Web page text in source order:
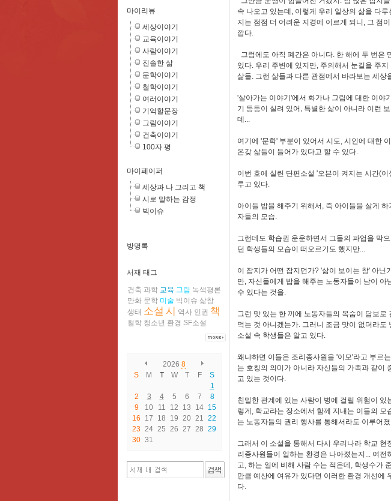
마이리뷰
세상이야기
교육이야기
사람이야기
진솔한 삶
문학이야기
철학이야기
여러이야기
기억할문장
그림이야기
건축이야기
100자 평
마이페이퍼
세상과 나 그리고 책
시로 말하는 감정
빅이슈
방명록
서재 태그
건축 과학 교육 그림 녹색평론
만화 문학 미술 빅이슈 삶창
생태 소설 시 역사 인권 책
철학 청소년 환경 SF소설
2026 8
S
M T W T F
S
1
2
3 4 5 6 7
8
9
10 11 12 13 14 15
16
17 18 19 20 21
22
23 24 25 26 27 28 29
30 31
속 나오고 있는데, 이렇게 우리 일상의 삶을 다루
지는 점점 더 어려운 지경에 이르게 되니, 그 점
깝다.
그럼에도 아직 폐간은 아니다. 한 해에 두 번은
있다. 우리 주변에 있지만, 주의해서 눈길을 주지
삶들. 그런 삶들과 다른 관점에서 바라보는 세상
'살아가는 이야기'에서 화가나 그림에 대한 이야
기 등등이 실려 있어, 특별한 삶이 아니라 이런
데...
여기에 '문학' 부분이 있어서 시도, 시인에 대한
온갖 삶들이 들어가 있다고 할 수 있다.
이번 호에 실린 단편소설 '오븐이 켜지는 시간(
루고 있다.
아이들 밥을 해주기 위해서, 즉 아이들을 살게
자들의 모습.
그런데도 학습권 운운하면서 그들의 파업을 막
던 학생들의 모습이 떠오르기도 했지만...
이 잡지가 어떤 잡지던가? '삶이 보이는 창' 아닌
만, 자신들에게 밥을 해주는 노동자들이 남이
수 있다는 것을.
그런 맛 있는 한 끼에 노동자들의 목숨이 담보
먹는 것 아니겠는가. 그러니 조금 맛이 없더라도
소설 속 학생들은 알고 있다.
왜냐하면 이들은 조리종사원을 '이모'라고 부르
는 호칭의 의미가 아니라 자신들의 가족과 같이
고 있는 것이다.
친밀한 관계에 있는 사람이 병에 걸릴 위험이
렇게, 학교라는 장소에서 함께 지내는 이들의
는 노동자들의 권리 행사를 통해서라도 이루어
그래서 이 소설을 통해서 다시 우리나라 학교
리종사원들이 일하는 환경은 나아졌는지... 여
고, 하는 일에 비해 사람 수는 적은데, 학생수가
만큼 예산에 여유가 있다면 이러한 환경 개선에
다.